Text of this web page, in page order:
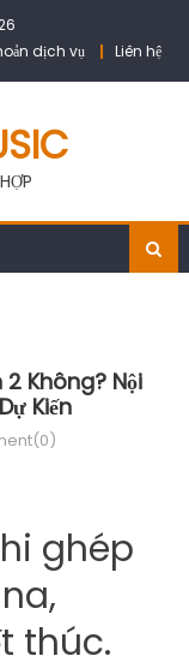
dịch vụ Liên hệ
Không? Nội
Kiến
ghép
thúc.